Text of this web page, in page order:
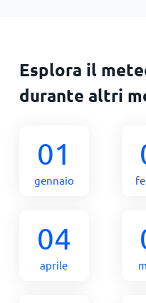
Esplora il
durante altri
01
gennaio
04
aprile